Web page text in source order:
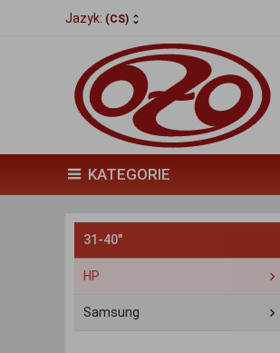
Jazyk: (CS)
KATEGORIE
31-40"
HP
Samsung